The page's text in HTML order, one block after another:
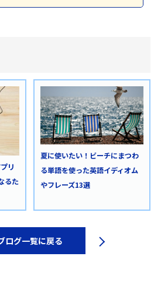
リ
るた
夏に使いたい！ビーチにまつわ
る単語を使った英語イディオム
やフレーズ13選
ログ一覧に戻る